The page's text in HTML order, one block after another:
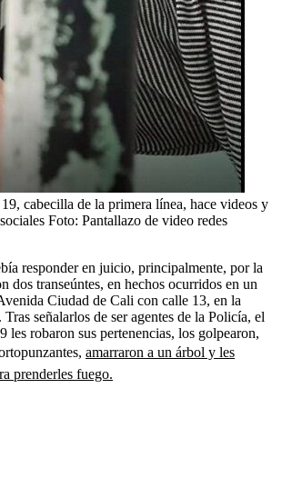
cabecilla de la primera línea, hace videos y
Foto: Pantallazo de video redes
responder en juicio, principalmente, por la
dos transeúntes, en hechos ocurridos en un
Ciudad de Cali con calle 13, en la
señalarlos de ser agentes de la Policía, el
les robaron sus pertenencias, los golpearon,
amarraron a un árbol y les
prenderles fuego.